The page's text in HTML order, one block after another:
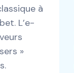
à
L’e-
»